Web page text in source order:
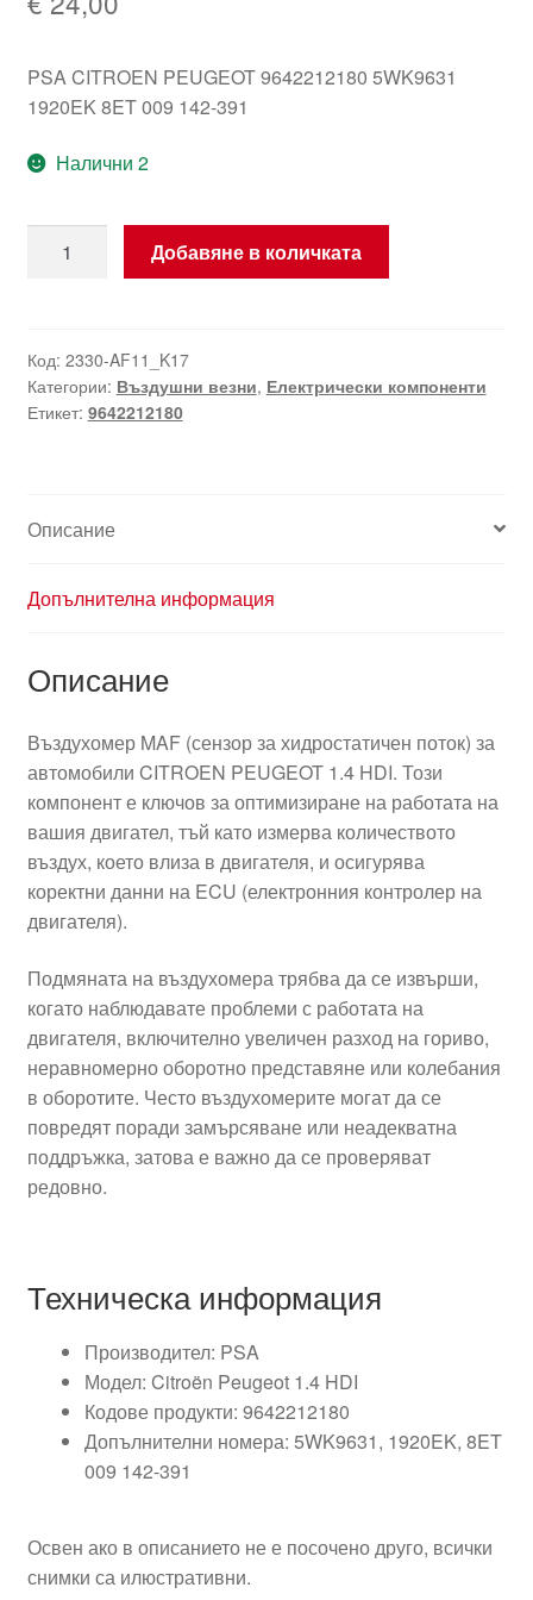
PSA CITROEN PEUGEOT 9642212180 5WK9631
1920EK 8ET 009 142-391
Налични 2
Peugeot
1.4
HDI
Добавяне в количката
Код: 2330-AF11_K17
Категории: Въздушни везни, Електрически компоненти
Етикет: 9642212180
Описание
Допълнителна информация
Описание
Въздухомер MAF (сензор за хидростатичен поток) за
автомобили CITROEN PEUGEOT 1.4 HDI. Този
компонент е ключов за оптимизиране на работата на
вашия двигател, тъй като измерва количеството
въздух, което влиза в двигателя, и осигурява
коректни данни на ECU (електронния контролер на
двигателя).
Подмяната на въздухомера трябва да се извърши,
когато наблюдавате проблеми с работата на
двигателя, включително увеличен разход на гориво,
неравномерно оборотно представяне или колебания
в оборотите. Често въздухомерите могат да се
повредят поради замърсяване или неадекватна
поддръжка, затова е важно да се проверяват
редовно.
Техническа информация
Производител: PSA
Модел: Citroën Peugeot 1.4 HDI
Кодове продукти: 9642212180
Допълнителни номера: 5WK9631, 1920EK, 8ET
009 142-391
Освен ако в описанието не е посочено друго, всички
снимки са илюстративни.